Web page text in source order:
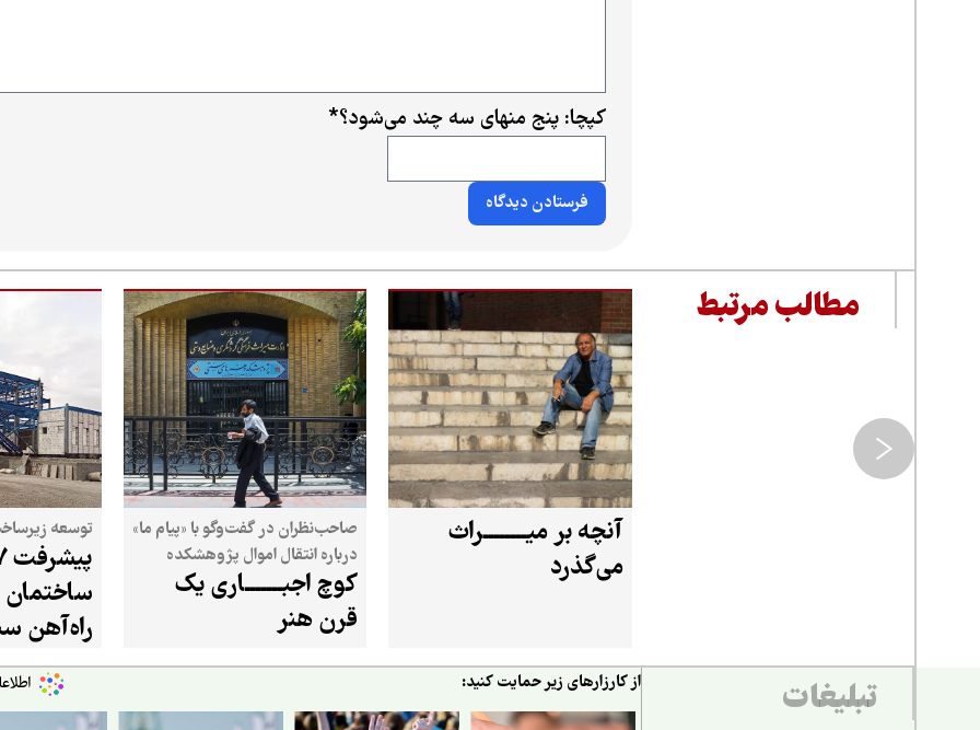
کپچا: پنج منهای سه چند می‌شود؟*
مطالب مرتبط
آنچه بر میــــــــراث
می‌گذرد
صاحب‌نظران در گفت‌وگو با «پیام ما»
درباره انتقال اموال پژوهشکده
هنرهای سنتی به «کاخ سعدآباد»
هشدار دادند
کوچ اجبـــــــاری یک
قرن هنر
توسعه
ساختمان
راه‌آهن
تبلیغات از کارزارهای زیر حمایت کنید: